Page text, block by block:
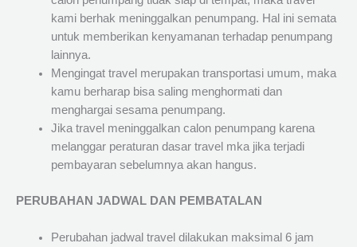
kami berhak meninggalkan penumpang. Hal ini semata
untuk memberikan kenyamanan terhadap penumpang
lainnya.
Mengingat travel merupakan transportasi umum, maka
kamu berharap bisa saling menghormati dan
menghargai sesama penumpang.
Jika travel meninggalkan calon penumpang karena
melanggar peraturan dasar travel mka jika terjadi
pembayaran sebelumnya akan hangus.
PERUBAHAN JADWAL DAN PEMBATALAN
Perubahan jadwal travel dilakukan maksimal 6 jam